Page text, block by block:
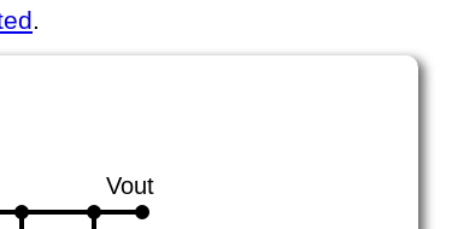
Vout